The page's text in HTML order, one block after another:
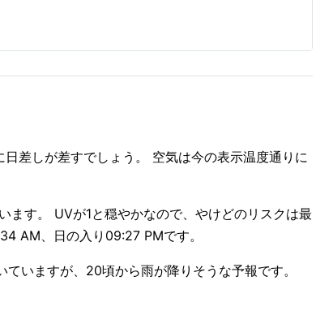
差しが差すでしょう。 空気は今の表示温度通りに
す。 UVが1と穏やかなので、やけどのリスクは最
AM、日の入り09:27 PMです。
いますが、20頃から雨が降りそうな予報です。